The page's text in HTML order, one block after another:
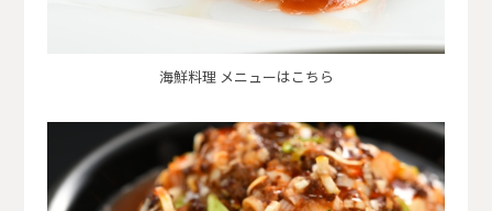
海鮮料理 メニューはこちら